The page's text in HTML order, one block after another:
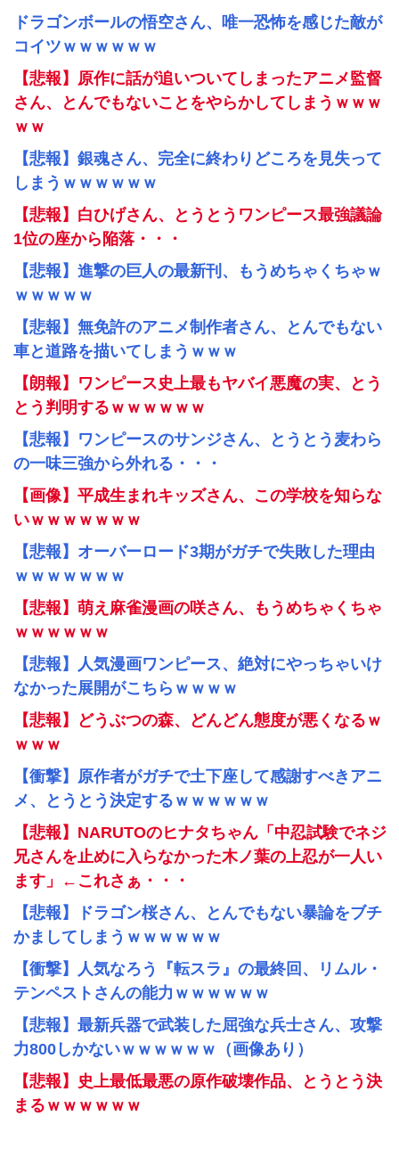
ドラゴンボールの悟空さん、唯一恐怖を感じた敵が
コイツｗｗｗｗｗｗ
【悲報】原作に話が追いついてしまったアニメ監督
さん、とんでもないことをやらかしてしまうｗｗｗ
ｗｗ
【悲報】銀魂さん、完全に終わりどころを見失って
しまうｗｗｗｗｗｗ
【悲報】白ひげさん、とうとうワンピース最強議論
1位の座から陥落・・・
【悲報】進撃の巨人の最新刊、もうめちゃくちゃｗ
ｗｗｗｗｗ
【悲報】無免許のアニメ制作者さん、とんでもない
車と道路を描いてしまうｗｗｗ
【朗報】ワンピース史上最もヤバイ悪魔の実、とう
とう判明するｗｗｗｗｗｗ
【悲報】ワンピースのサンジさん、とうとう麦わら
の一味三強から外れる・・・
【画像】平成生まれキッズさん、この学校を知らな
いｗｗｗｗｗｗｗ
【悲報】オーバーロード3期がガチで失敗した理由
ｗｗｗｗｗｗｗ
【悲報】萌え麻雀漫画の咲さん、もうめちゃくちゃ
ｗｗｗｗｗｗ
【悲報】人気漫画ワンピース、絶対にやっちゃいけ
なかった展開がこちらｗｗｗｗ
【悲報】どうぶつの森、どんどん態度が悪くなるｗ
ｗｗｗ
【衝撃】原作者がガチで土下座して感謝すべきアニ
メ、とうとう決定するｗｗｗｗｗｗ
【悲報】NARUTOのヒナタちゃん「中忍試験でネジ
兄さんを止めに入らなかった木ノ葉の上忍が一人い
ます」←これさぁ・・・
【悲報】ドラゴン桜さん、とんでもない暴論をブチ
かましてしまうｗｗｗｗｗｗ
【衝撃】人気なろう『転スラ』の最終回、リムル・
テンペストさんの能力ｗｗｗｗｗｗ
【悲報】最新兵器で武装した屈強な兵士さん、攻撃
力800しかないｗｗｗｗｗｗ（画像あり）
【悲報】史上最低最悪の原作破壊作品、とうとう決
まるｗｗｗｗｗｗ